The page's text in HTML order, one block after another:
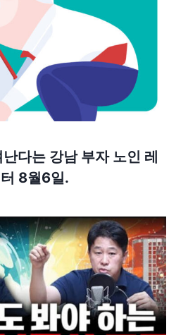
다는 강남 부자 노인 레
8월6일.